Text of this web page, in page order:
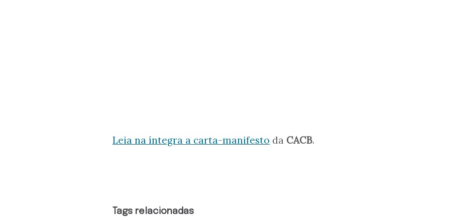
Leia na íntegra a carta-manifesto da CACB.
Tags relacionadas